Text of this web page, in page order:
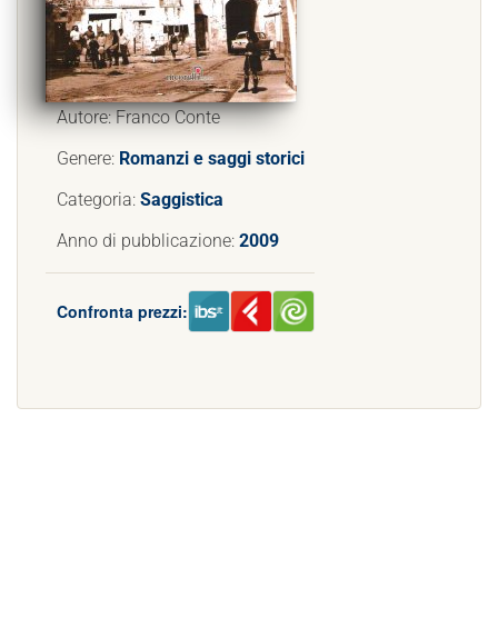
Autore: Franco Conte
Genere: Romanzi e saggi storici
Categoria: Saggistica
Anno di pubblicazione: 2009
Confronta prezzi: